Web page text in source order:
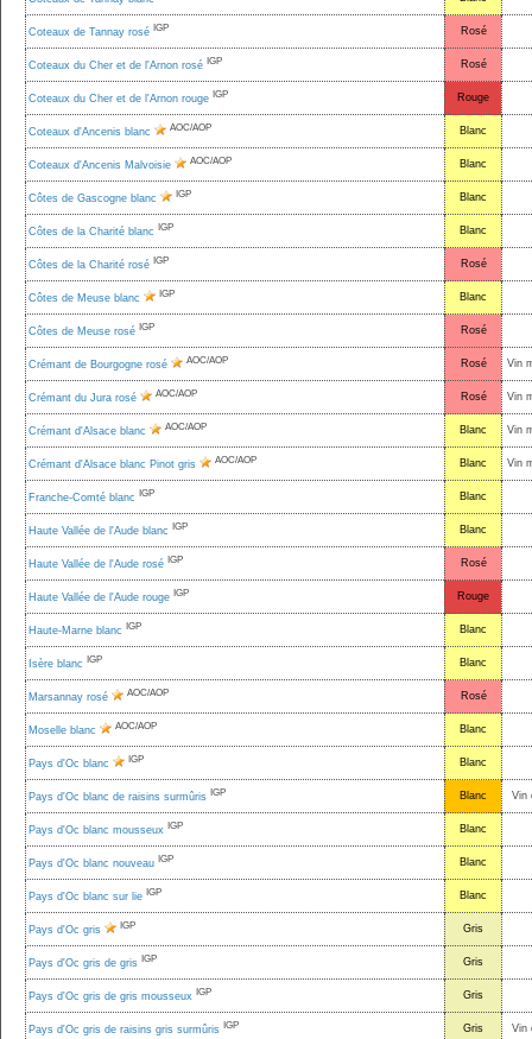
Coteaux de Tannay rosé IGP Rosé
Coteaux du Cher et de l'Arnon rosé IGP Rosé
Coteaux du Cher et de l'Arnon rouge IGP Rouge
Coteaux d'Ancenis blanc AOC/AOP Blanc
Coteaux d'Ancenis Malvoisie AOC/AOP Blanc
Côtes de Gascogne blanc IGP Blanc
Côtes de la Charité blanc IGP Blanc
Côtes de la Charité rosé IGP Rosé
Côtes de Meuse blanc IGP Blanc
Côtes de Meuse rosé IGP Rosé
Crémant de Bourgogne rosé AOC/AOP Rosé Vin
Crémant du Jura rosé AOC/AOP Rosé Vin
Crémant d'Alsace blanc AOC/AOP Blanc Vin
Crémant d'Alsace blanc Pinot gris AOC/AOP Blanc Vin
Franche-Comté blanc IGP Blanc
Haute Vallée de l'Aude blanc IGP Blanc
Haute Vallée de l'Aude rosé IGP Rosé
Haute Vallée de l'Aude rouge IGP Rouge
Haute-Marne blanc IGP Blanc
Isère blanc IGP Blanc
Marsannay rosé AOC/AOP Rosé
Moselle blanc AOC/AOP Blanc
Pays d'Oc blanc IGP Blanc
Pays d'Oc blanc de raisins surmûris IGP Blanc Vin
Pays d'Oc blanc mousseux IGP Blanc
Pays d'Oc blanc nouveau IGP Blanc
Pays d'Oc blanc sur lie IGP Blanc
Pays d'Oc gris IGP Gris
Pays d'Oc gris de gris IGP Gris
Pays d'Oc gris de gris mousseux IGP Gris
Pays d'Oc gris de raisins gris surmûris IGP Gris Vin